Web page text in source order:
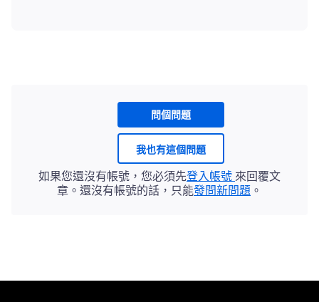
問個問題
我也有這個問題
如果您還沒有帳號，您必須先登入帳號 來回覆文
章。還沒有帳號的話，只能發問新問題 。